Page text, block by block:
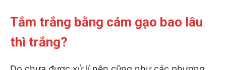
Tắm trắng bằng cám gạo bao lâu
thì trắng?